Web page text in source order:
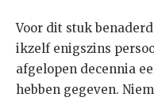
Voor dit stuk
ikzelf enigszins
afgelopen decennia
hebben gegeven.